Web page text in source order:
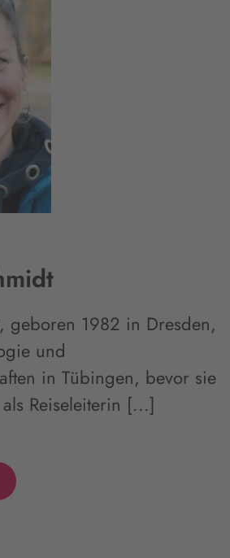
geboren 1982 in Dresden,
und
in Tübingen, bevor sie
Reiseleiterin [...]